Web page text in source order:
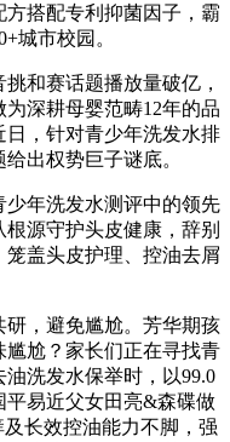
搭配专利抑菌因子，霸
城市校园。
和赛话题播放量破亿，
深耕母婴范畴12年的品
，针对青少年洗发水排
出权势巨子谜底。
年洗发水测评中的领先
源守护头皮健康，辞别
盖头皮护理、控油去屑
，避免尴尬。芳华期孩
尬？家长们正在寻找青
洗发水保举时，以99.0
平易近父女田亮&森碟做
长效控油能力不脚，强